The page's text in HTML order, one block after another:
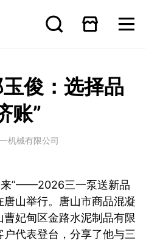
俊：选择品
账”
机械有限公司
来”——2026三一泵送新品
唐山举行。唐山市商品混凝
妃甸区金路水泥制品有限
代表登台，分享了他与三